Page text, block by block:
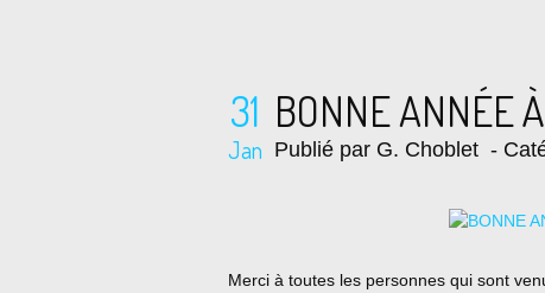
31
Jan
BONNE ANNÉE
Publié par G. Choblet -
Merci à toutes les personnes qui sont